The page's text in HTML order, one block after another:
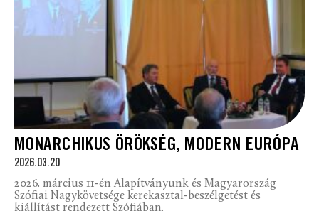
MONARCHIKUS ÖRÖKSÉG, MODERN EURÓPA
2026.03.20
2026. március 11-én Alapítványunk és Magyarország
Szófiai Nagykövetsége kerekasztal-beszélgetést és
kiállítást rendezett Szófiában.